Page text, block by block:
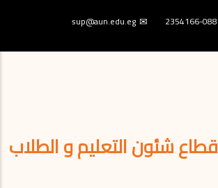
088-2354166
sup@aun.edu.eg
قطاع شئون التعليم و الطلاب